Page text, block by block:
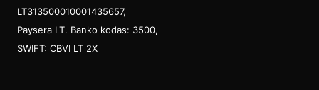
LT313500010001435657,
Paysera LT. Banko kodas: 3500,
SWIFT: CBVI LT 2X